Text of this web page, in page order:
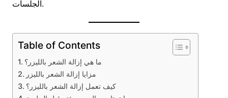
الجلسات.
Table of Contents
ما هي إزالة الشعر بالليزر؟
مزايا إزالة الشعر بالليزر
كيف تعمل إزالة الشعر بالليزر؟